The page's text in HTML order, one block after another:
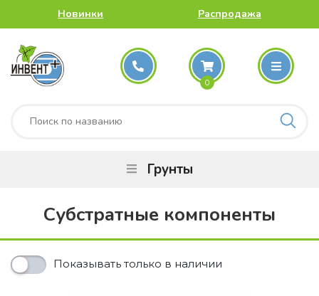
Новинки Распродажа
0
Грунты
Субстратные компоненты
Показывать только в наличии